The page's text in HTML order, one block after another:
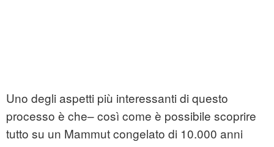
Uno degli aspetti più interessanti di questo
processo è che– così come è possibile scoprire
tutto su un Mammut congelato di 10.000 anni